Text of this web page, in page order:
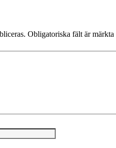
Obligatoriska fält är märkta